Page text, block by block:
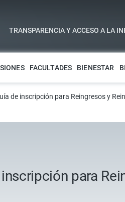
TRANSPARENCIA Y ACCESO A LA
FACULTADES BIENESTAR
de inscripción para Reingresos y
para